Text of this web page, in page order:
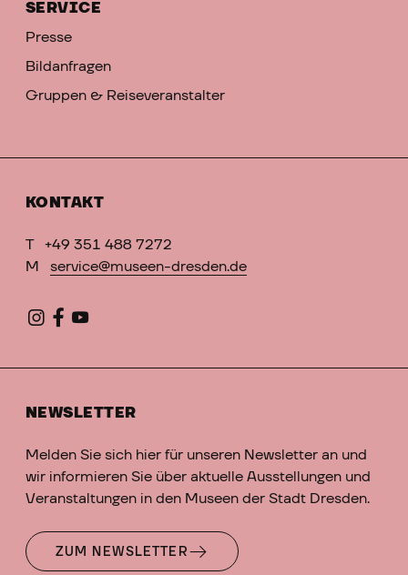
SERVICE
Presse
Bildanfragen
Gruppen & Reiseveranstalter
KONTAKT
T
+49 351 488 7272
M
service@museen-dresden.de
NEWSLETTER
Melden Sie sich hier für unseren Newsletter an und
wir informieren Sie über aktuelle Ausstellungen und
Veranstaltungen in den Museen der Stadt Dresden.
ZUM NEWSLETTER